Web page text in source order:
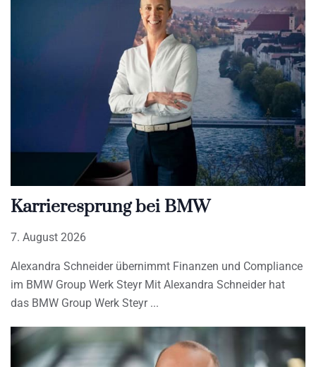
Karrieresprung bei BMW
7. August 2026
Alexandra Schneider übernimmt Finanzen und Compliance
im BMW Group Werk Steyr Mit Alexandra Schneider hat
das BMW Group Werk Steyr